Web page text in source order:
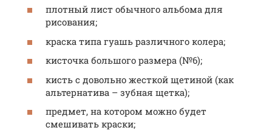
плотный лист обычного альбома для
рисования;
краска типа гуашь различного колера;
кисточка большого размера (№6);
кисть с довольно жесткой щетиной (как
альтернатива – зубная щетка);
предмет, на котором можно будет
смешивать краски;